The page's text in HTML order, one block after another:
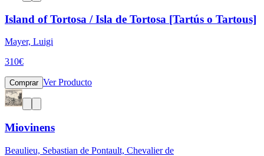
Island of Tortosa / Isla de Tortosa [Tartús o Tartous]
Mayer, Luigi
310€
Comprar Ver Producto
Miovinens
Beaulieu, Sebastian de Pontault, Chevalier de